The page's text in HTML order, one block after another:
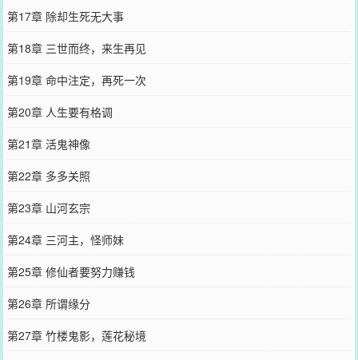
第17章 除却生死无大事
第18章 三世而终，来生再见
第19章 命中注定，再死一次
第20章 人生要有格调
第21章 活鬼神像
第22章 多多关照
第23章 山河玄宗
第24章 三河主，怪师妹
第25章 修仙者要努力赚钱
第26章 所谓缘分
第27章 竹楼鬼影，莲花秘境